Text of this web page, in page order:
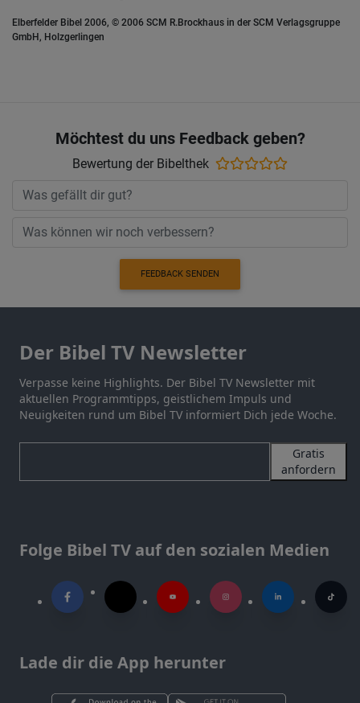
Elberfelder Bibel 2006, © 2006 SCM R.Brockhaus in der SCM Verlagsgruppe
GmbH, Holzgerlingen
Möchtest du uns Feedback geben?
Bewertung der Bibelthek
FEEDBACK SENDEN
Der Bibel TV Newsletter
Verpasse keine Highlights. Der Bibel TV Newsletter mit
aktuellen Programmtipps, geistlichem Impuls und
Neuigkeiten rund um Bibel TV informiert Dich jede Woche.
Gratis
anfordern
Folge Bibel TV auf den sozialen Medien
Lade dir die App herunter